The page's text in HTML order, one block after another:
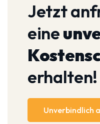
Jetzt
eine
erhalten!
Unverbindlich